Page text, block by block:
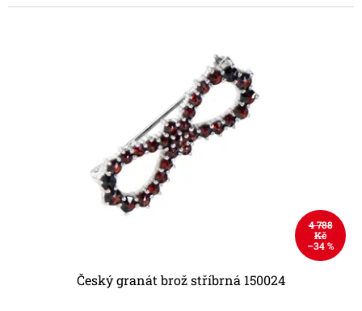
4 788
Kč
–34 %
Český granát brož stříbrná 150024